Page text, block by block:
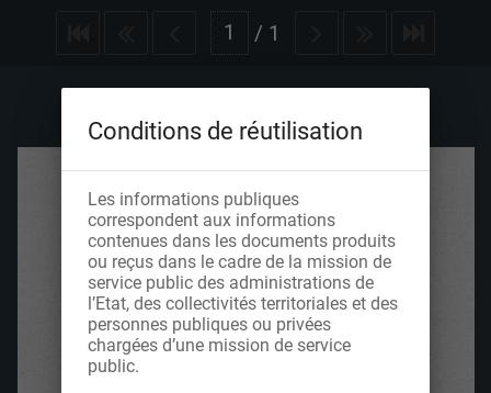
/ 1
Conditions de réutilisation
Les informations publiques
correspondent aux informations
contenues dans les documents produits
ou reçus dans le cadre de la mission de
service public des administrations de
l’Etat, des collectivités territoriales et des
personnes publiques ou privées
chargées d’une mission de service
public.